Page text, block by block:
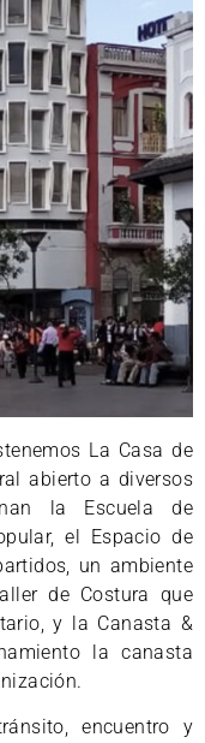
La Casa de
abierto a diversos
la Escuela de
el Espacio de
un ambiente
de Costura que
y la Canasta &
la canasta
encuentro y